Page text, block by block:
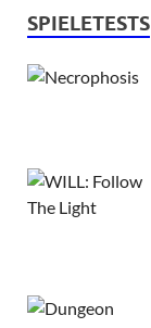
SPIELETESTS